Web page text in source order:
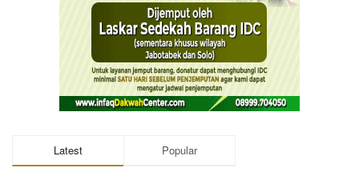
Latest Popular